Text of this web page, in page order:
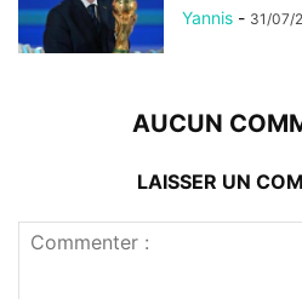
Yannis - 31/07/
AUCUN
LAISSER UN